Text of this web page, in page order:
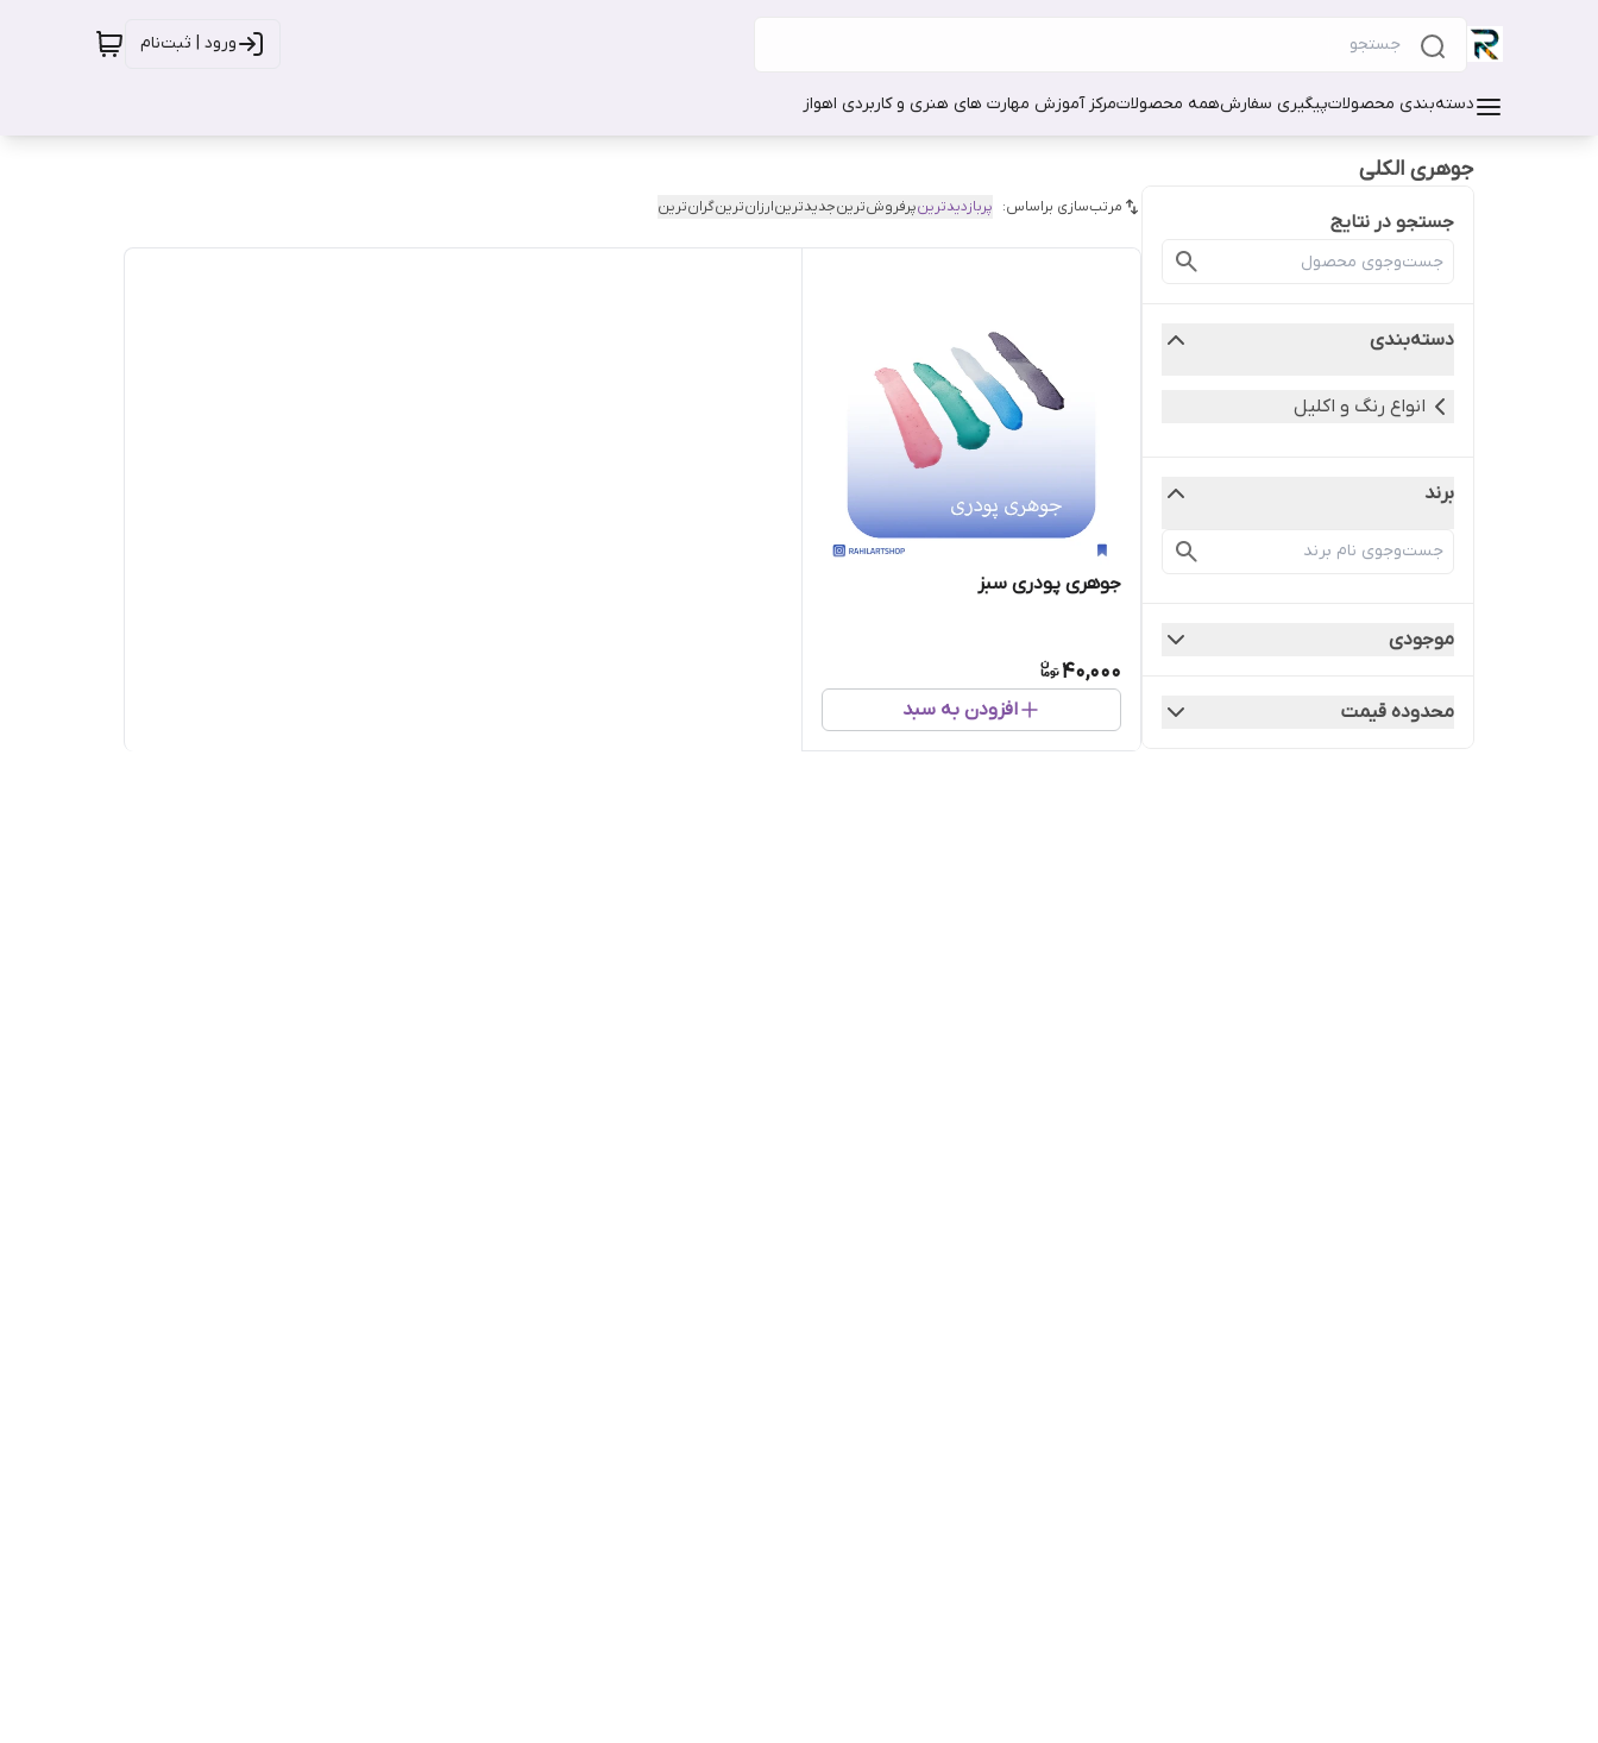
ورود | ثبت‌نام
دسته‌بندی محصولاتپیگیری سفارشهمه محصولاتمرکز آموزش مهارت های هنری و کاربردی اهواز
جوهری الکلی
جستجو در نتایج
دسته‌بندی
انواع رنگ و اکلیل
برند
موجودی
محدوده قیمت
مرتب‌سازی براساس: پربازدیدترینپرفروش‌ترینجدیدترینارزان‌ترینگران‌ترین
جوهری پودری سبز
40,000
افزودن به سبد